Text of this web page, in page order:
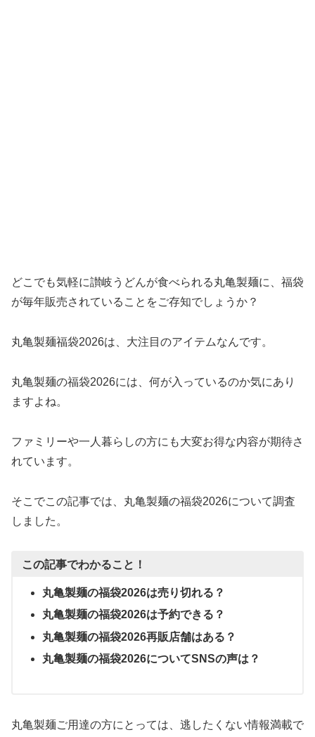
どこでも気軽に讃岐うどんが食べられる丸亀製麺に、福袋
が毎年販売されていることをご存知でしょうか？
丸亀製麺福袋2026は、大注目のアイテムなんです。
丸亀製麺の福袋2026には、何が入っているのか気にあり
ますよね。
ファミリーや一人暮らしの方にも大変お得な内容が期待さ
れています。
そこでこの記事では、丸亀製麺の福袋2026について調査
しました。
この記事でわかること！
丸亀製麺の福袋2026は売り切れる？
丸亀製麺の福袋2026は予約できる？
丸亀製麺の福袋2026再販店舗はある？
丸亀製麺の福袋2026についてSNSの声は？
丸亀製麺ご用達の方にとっては、逃したくない情報満載で